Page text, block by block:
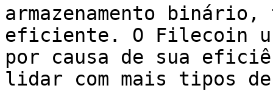
armazenamento
eficiente. O Filecoin
por causa de sua
lidar com mais tipos de